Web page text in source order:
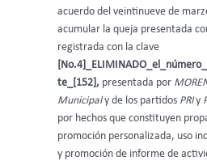
acuerdo del veintinueve de
acumular la queja presentada
registrada con la clave
te_[152], presentada por
Municipaly de los partidos PRIy
por hechos que constituyen
promoción personalizada, uso
y promoción de informe de